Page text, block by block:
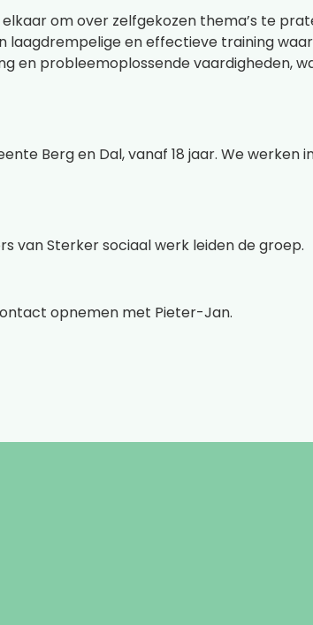
om over zelfgekozen thema’s te
laagdrempelige en effectieve training
en probleemoplossende vaardigheden,
Berg en Dal, vanaf 18 jaar. We werken
van Sterker sociaal werk leiden de groep.
opnemen met Pieter-Jan.